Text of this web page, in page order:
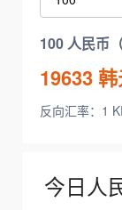
100 人民币
19633韩
反向汇率：1
今日人